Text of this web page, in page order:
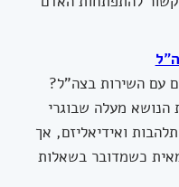
עם השירות בצה"ל?
הנושא מעלה שבוגרי
ואידיאליזם, אך
כשמדובר בשאלות